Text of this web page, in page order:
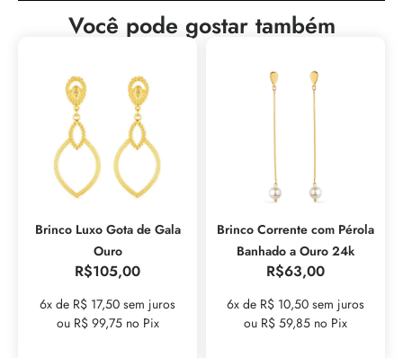
Você pode gostar também
Brinco Luxo Gota de Gala
Ouro
R$105,00
6x de R$ 17,50 sem juros
ou R$ 99,75 no Pix
Brinco Corrente com Pérola
Banhado a Ouro 24k
R$63,00
6x de R$ 10,50 sem juros
ou R$ 59,85 no Pix